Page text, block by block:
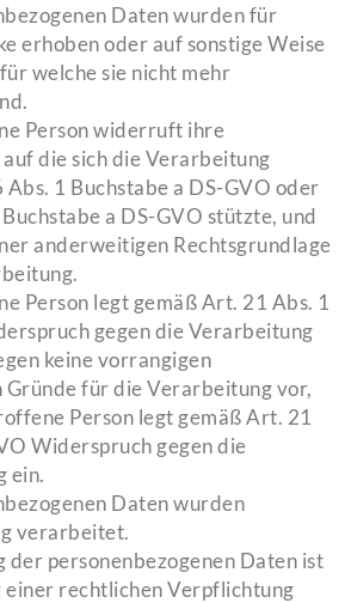
Daten wurden für
erhoben oder auf sonstige Weise
welche sie nicht mehr
Person widerruft ihre
die sich die Verarbeitung
1 Buchstabe a DS-GVO oder
a DS-GVO stützte, und
anderweitigen Rechtsgrundlage
Person legt gemäß Art. 21 Abs. 1
gegen die Verarbeitung
keine vorrangigen
für die Verarbeitung vor,
Person legt gemäß Art. 21
Widerspruch gegen die
ein.
Daten wurden
verarbeitet.
der personenbezogenen Daten ist
einer rechtlichen Verpflichtung